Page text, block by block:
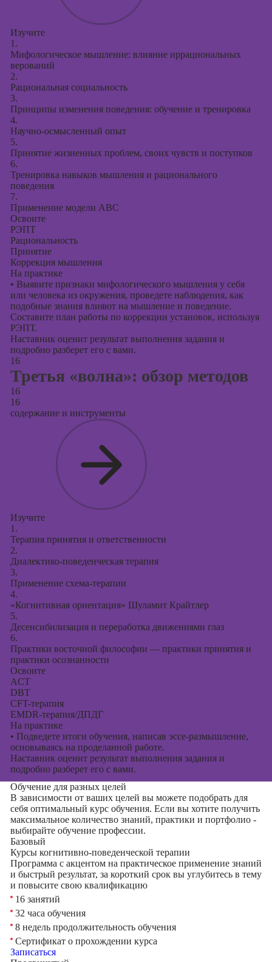
Изучите
1.
Мифологическое мышление: влияние иррациональных
верований
2.
Рациональная социальность
3.
Принципы изменения поведения: обучение и тренировка
4.
Научно-осмысленный опыт
5.
Принятие жизненных проблем, своих чувств и поступков
6.
Тренировка навыков мышления и рационального
поведения
7.
Применение модели ABC
Освоите
РЭПТ
Рациональность
Принятие
Коррекция мышления
На практике
• Выявите признаки мифологического мышления у себя
или человека из окружения, проведете наблюдения, как
подобные знания влияют на мышление и поведение.
Составите план работы по коррекции установок, используя
РЭПТ.
Наставник оценит результат выполнения задания и
подробно разберет его с вами.
16
Третья «волна»: обзор методов
16
16
содержание и инструменты
Изучите
1.
Терапия принятия и ответственности
2.
Диалектико-поведенческая терапия
3.
Применение схема-терапии
4.
«Когнитивная ориентация» Шуламит Крайтлер
5.
Десенсибилизация и переработка движениями глаз
6.
Практики восточной философии — практики принятия и
практики осознанности
Освоите
ACT
DBT
CFT-терапия
EMDR-терапия/ДПДГ
На практике
• Подведете итоги обучения, написав эссе-размышление,
основываясь на проделанной работе.
Наставник оценит результат выполнения задания и
подробно разберет его с вами.
Обучение для разных целей
В зависимости от ваших целей вы можете подобрать для
себя оптимальный курс обучения. Если вы хотите получить
максимальное количество знаний, практики и портфолио -
выбирайте обучение профессии.
Базовый
Курсы когнитивно-поведенческой терапии
Программа с акцентом на практическое применение знаний
и быстрый результат, за короткий срок вы углубитесь в тему
и повысите свою квалификацию
16 занятий
32 часа обучения
8 недель продолжительность обучения
Сертификат о прохождении курса
Записаться